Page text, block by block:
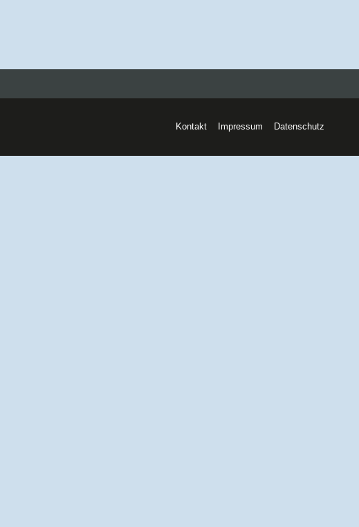
Kontakt Impressum Datenschutz